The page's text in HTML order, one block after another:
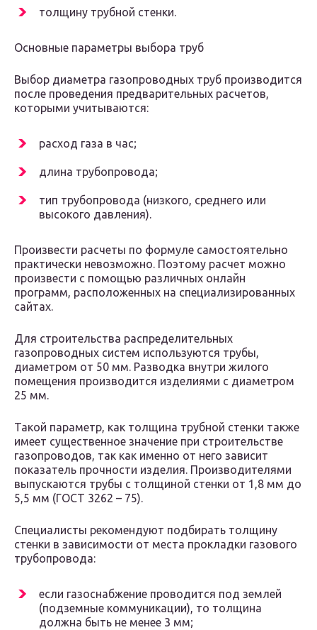
толщину трубной стенки.
Основные параметры выбора труб
Выбор диаметра газопроводных труб производится
после проведения предварительных расчетов,
которыми учитываются:
расход газа в час;
длина трубопровода;
тип трубопровода (низкого, среднего или
высокого давления).
Произвести расчеты по формуле самостоятельно
практически невозможно. Поэтому расчет можно
произвести с помощью различных онлайн
программ, расположенных на специализированных
сайтах.
Для строительства распределительных
газопроводных систем используются трубы,
диаметром от 50 мм. Разводка внутри жилого
помещения производится изделиями с диаметром
25 мм.
Такой параметр, как толщина трубной стенки также
имеет существенное значение при строительстве
газопроводов, так как именно от него зависит
показатель прочности изделия. Производителями
выпускаются трубы с толщиной стенки от 1,8 мм до
5,5 мм (ГОСТ 3262 – 75).
Специалисты рекомендуют подбирать толщину
стенки в зависимости от места прокладки газового
трубопровода:
если газоснабжение проводится под землей
(подземные коммуникации), то толщина
должна быть не менее 3 мм;